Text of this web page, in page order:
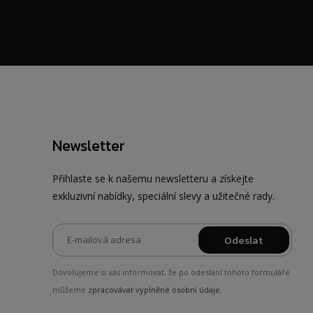
Newsletter
Přihlaste se k našemu newsletteru a získejte
exkluzivní nabídky, speciální slevy a užitečné rady.
Odeslat
Dovolujeme si vás informovat, že po odeslání tohoto formuláře
můžeme zpracovávat vyplněné osobní údaje.